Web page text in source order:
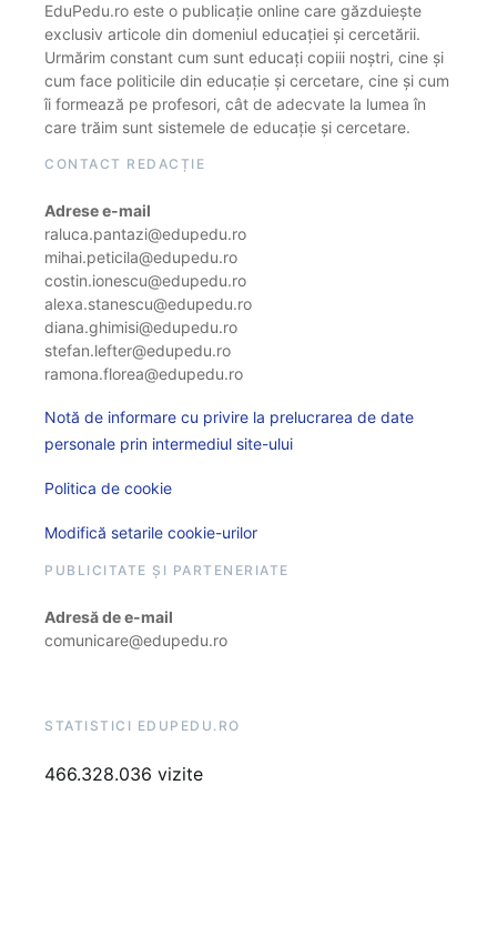
EduPedu.ro este o publicație online care găzduiește
exclusiv articole din domeniul educației și cercetării.
Urmărim constant cum sunt educați copiii noștri, cine și
cum face politicile din educație și cercetare, cine și cum
îi formează pe profesori, cât de adecvate la lumea în
care trăim sunt sistemele de educație și cercetare.
CONTACT REDACȚIE
Adrese e-mail
raluca.pantazi@edupedu.ro
mihai.peticila@edupedu.ro
costin.ionescu@edupedu.ro
alexa.stanescu@edupedu.ro
diana.ghimisi@edupedu.ro
stefan.lefter@edupedu.ro
ramona.florea@edupedu.ro
Notă de informare cu privire la prelucrarea de date
personale prin intermediul site-ului
Politica de cookie
Modifică setarile cookie-urilor
PUBLICITATE ȘI PARTENERIATE
Adresă de e-mail
comunicare@edupedu.ro
STATISTICI EDUPEDU.RO
466.328.036 vizite